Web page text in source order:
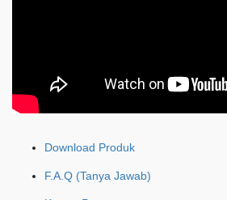
Download Produk
F.A.Q (Tanya Jawab)